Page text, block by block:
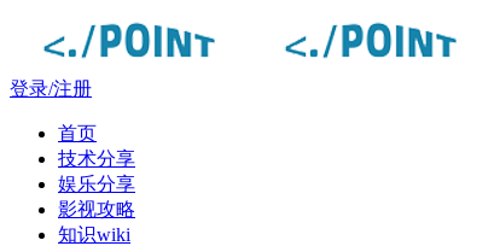
登录/注册
首页
技术分享
娱乐分享
影视攻略
知识wiki